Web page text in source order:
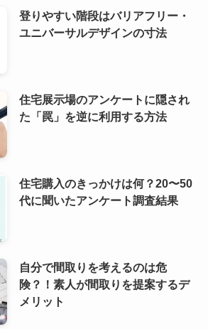
登りやすい階段はバリアフリー・
ユニバーサルデザインの寸法
住宅展示場のアンケートに隠され
た「罠」を逆に利用する方法
住宅購入のきっかけは何？20〜50
代に聞いたアンケート調査結果
自分で間取りを考えるのは危
険？！素人が間取りを提案するデ
メリット